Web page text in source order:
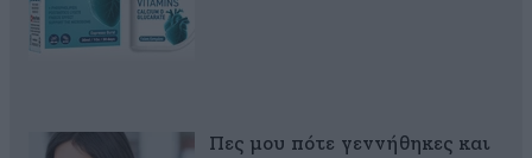
Πες μου πότε γεννήθηκες και